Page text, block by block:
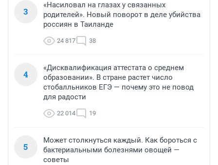
3
«Насиловал на глазах у связанных
родителей». Новый поворот в деле убийства
россиян в Таиланде
24 817 38
4
«Дисквалификация аттестата о среднем
образовании». В стране растет число
стобалльников ЕГЭ — почему это не повод
для радости
22 014 19
5
Может столкнуться каждый. Как бороться с
бактериальными болезнями овощей —
советы